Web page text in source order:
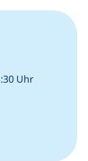
Uhr
Ihr E-Mail-